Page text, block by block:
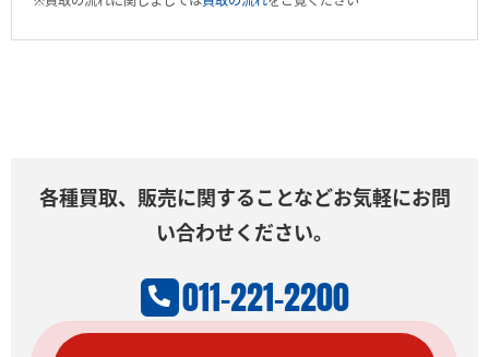
各種買取、販売に関することなどお気軽にお問
い合わせください。
011-221-2200